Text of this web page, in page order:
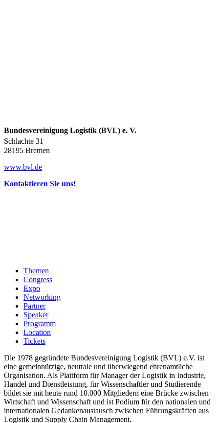
Bundesvereinigung Logistik (BVL) e. V.
Schlachte 31
28195 Bremen
www.bvl.de
Kontaktieren Sie uns!
Themen
Congress
Expo
Networking
Partner
Speaker
Programm
Location
Tickets
Die 1978 gegründete Bundesvereinigung Logistik (BVL) e.V. ist
eine gemeinnützige, neutrale und überwiegend ehrenamtliche
Organisation. Als Plattform für Manager der Logistik in Industrie,
Handel und Dienstleistung, für Wissenschaftler und Studierende
bildet sie mit heute rund 10.000 Mitgliedern eine Brücke zwischen
Wirtschaft und Wissenschaft und ist Podium für den nationalen und
internationalen Gedankenaustausch zwischen Führungskräften aus
Logistik und Supply Chain Management.